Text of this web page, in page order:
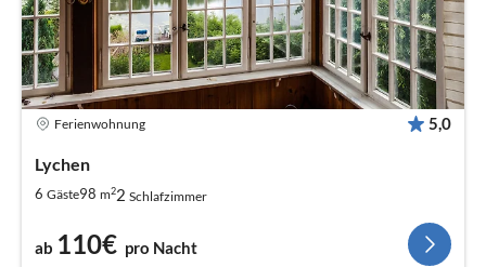
Ferienwohnung 5,0
Lychen
6 Gäste98 m22 Schlafzimmer
ab 110€ pro Nacht